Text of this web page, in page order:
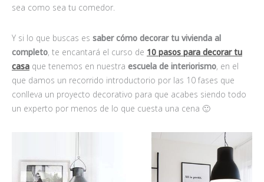
sea como sea tu comedor.
Y si lo que buscas es saber cómo decorar tu vivienda al
completo, te encantará el curso de 10 pasos para decorar tu
casa que tenemos en nuestra escuela de interiorismo, en el
que damos un recorrido introductorio por las 10 fases que
conlleva un proyecto decorativo para que acabes siendo todo
un experto por menos de lo que cuesta una cena 🙂